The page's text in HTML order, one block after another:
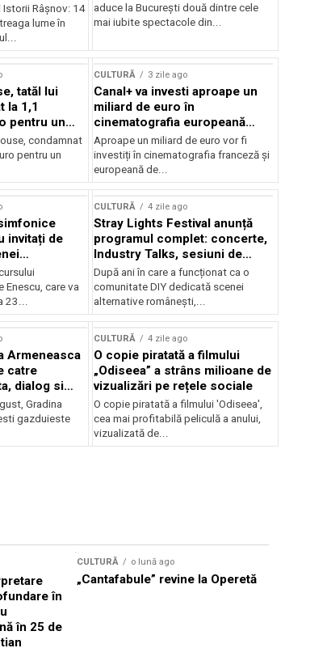
Istorii Râşnov: 14
lume în
aduce la București două dintre cele
mai iubite spectacole din...
tatăl lui
la 1,1
pentru un
condamnat
pentru un
CULTURĂ 3 zile ago
Canal+ va investi aproape un
miliard de euro în
cinematografia europeană
până în 2032
Aproape un miliard de euro vor fi
investiți în cinematografia franceză și
europeană de...
invitați de
de
2026
Enescu, care va
23...
CULTURĂ 4 zile ago
Stray Lights Festival anunță
programul complet: concerte,
Industry Talks, sesiuni de
audiție și noi opțiuni de
participare pentru public
După ani în care a funcționat ca o
comunitate DIY dedicată scenei
alternative românești,...
Armeneasca
catre
dialog si
iulie si 2
Botanica din
Gradina
gazduieste
CULTURĂ 4 zile ago
O copie piratată a filmului
„Odiseea” a strâns milioane de
vizualizări pe rețele sociale
O copie piratată a filmului 'Odiseea',
cea mai profitabilă peliculă a anului,
vizualizată de...
în
în 25 de
CULTURĂ o lună ago
„Cantafabule” revine la Operetă